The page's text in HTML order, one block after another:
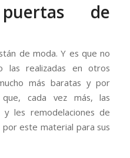
de
de moda. Y es que no
las realizadas en otros
más baratas y por
cada vez más, las
y les remodelaciones de
este material para sus